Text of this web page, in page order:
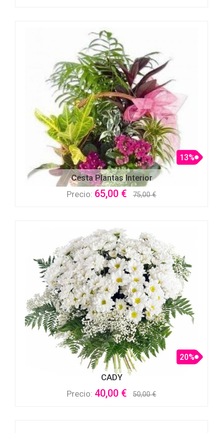
Cesta Plantas Interior
13%
Precio: 65,00 € 75,00 €
CADY
20%
Precio: 40,00 € 50,00 €